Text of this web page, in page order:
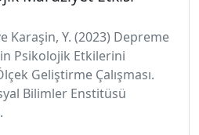
Karaşin, Y. (2023) Depreme
Psikolojik Etkilerini
Geliştirme Çalışması.
Bilimler Enstitüsü